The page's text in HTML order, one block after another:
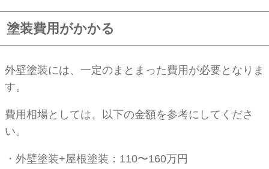
塗装費用がかかる
外壁塗装には、一定のまとまった費用が必要となりま
す。
費用相場としては、以下の金額を参考にしてくださ
い。
・外壁塗装+屋根塗装：110〜160万円